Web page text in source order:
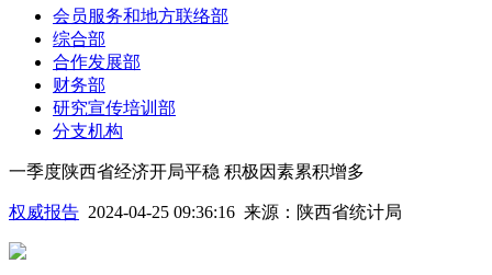
会员服务和地方联络部
综合部
合作发展部
财务部
研究宣传培训部
分支机构
一季度陕西省经济开局平稳 积极因素累积增多
权威报告 2024-04-25 09:36:16 来源： 陕西省统计局